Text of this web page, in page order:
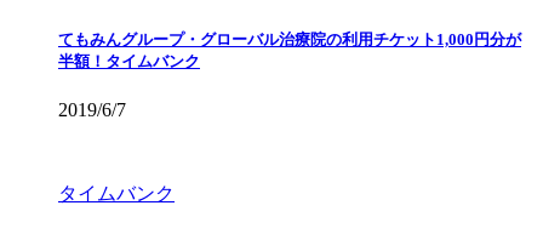
てもみんグループ・グローバル治療院の利用チケット1,000円分が
半額！タイムバンク
2019/6/7
タイムバンク